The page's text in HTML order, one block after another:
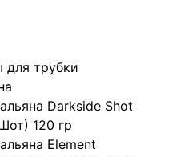
для трубки
Darkside Shot
120 гр
Element